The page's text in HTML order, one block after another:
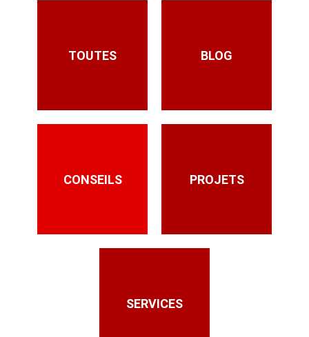
TOUTES BLOG
CONSEILS PROJETS
SERVICES